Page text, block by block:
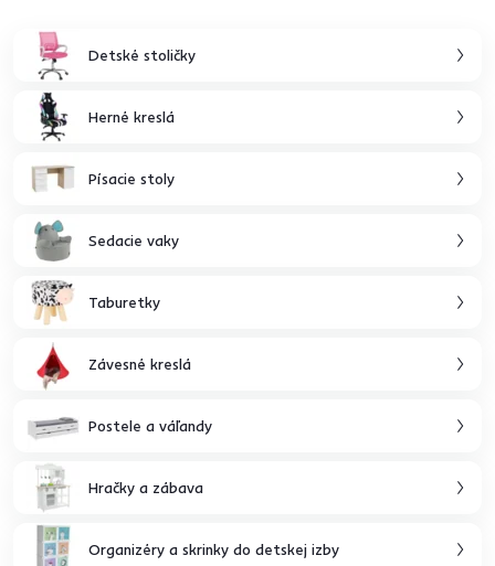
Detské stoličky
Herné kreslá
Písacie stoly
Sedacie vaky
Taburetky
Závesné kreslá
Postele a váľandy
Hračky a zábava
Organizéry a skrinky do detskej izby